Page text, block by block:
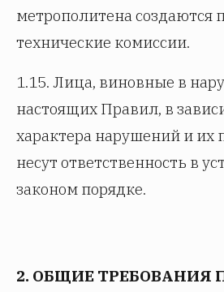
метрополитена создаются
технические комиссии.
1.15. Лица, виновные в
настоящих Правил, в
характера нарушений и их
несут ответственность в
законом порядке.
2. ОБЩИЕ ТРЕБОВАНИЯ